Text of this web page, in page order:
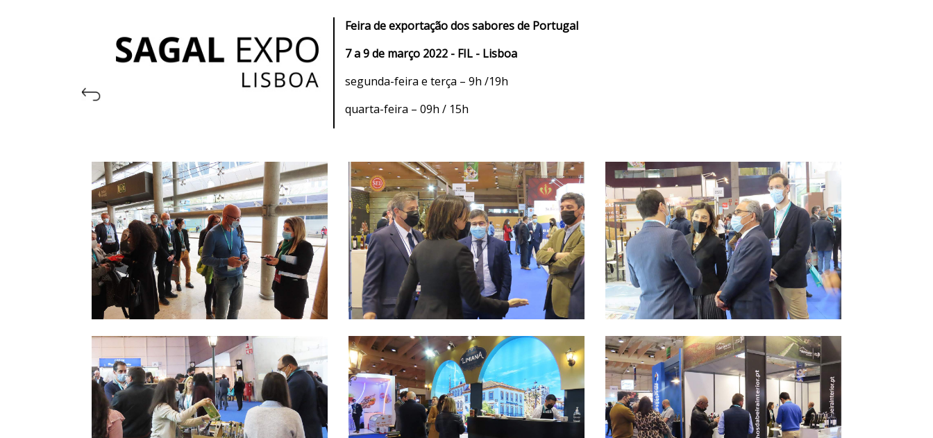
Feira de exportação dos sabores de Portugal
7 a 9 de março 2022 - FIL - Lisboa
segunda-feira e terça – 9h /19h
quarta-feira – 09h / 15h